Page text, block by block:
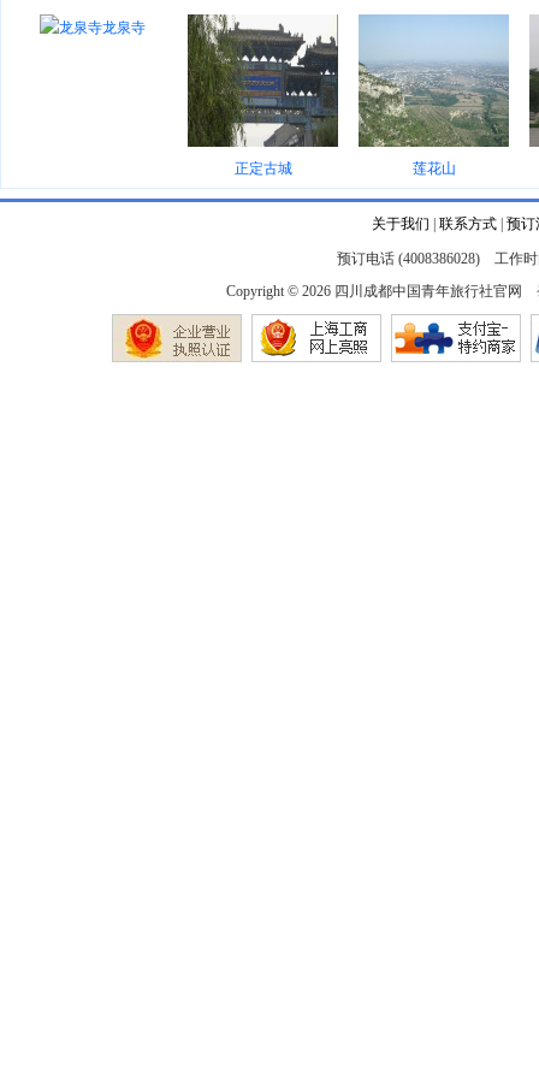
龙泉寺
正定古城 莲花山
关于我们 联系方式| 预订
预订电话 (4008386028) 工作时
Copyright © 2026 四川成都中国青年旅行社官网